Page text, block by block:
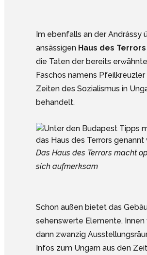
Im ebenfalls an der Andrássy
ansässigen Haus des Terrors
die Taten der bereits
Faschos namens Pfeilkreuzler
Zeiten des Sozialismus in
behandelt.
Das Haus des Terrors macht
sich aufmerksam
Schon außen bietet das
sehenswerte Elemente. Innen
dann zwanzig
Infos zum Ungarn aus den